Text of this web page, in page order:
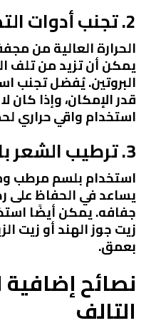
2. تجنب أدوات التصفيف الحرارية
الحرارة العالية من
يمكن أن تزيد من تلف
البروتين. يُفضل تجنب
قدر الإمكان، وإذا كان
استخدام واقي حراري
3. ترطيب الشعر بانتظام
استخدام بلسم مرطب
يساعد في الحفاظ على
جفافه. يمكن أيضًا
زيت جوز الهند أو زيت
بعمق.
نصائح إضافية
التالف